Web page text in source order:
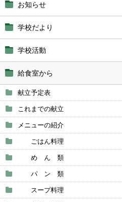
お知らせ
学校だより
学校活動
給食室から
献立予定表
これまでの献立
メニューの紹介
ごはん料理
め ん 類
パ ン 類
スープ料理